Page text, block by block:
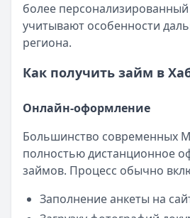
более
учитывают особенности
региона.
Как получить займ в
Онлайн-оформление
Большинство современных
полностью дистанционное
займов. Процесс обычно
Заполнение анкеты на